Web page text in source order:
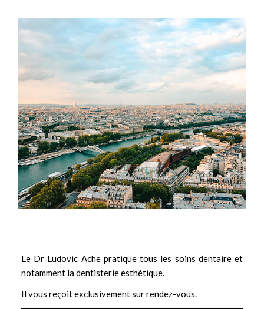
Le Dr Ludovic Ache pratique tous les soins dentaire et
notamment ladentisterie esthétique.
Il vous reçoit exclusivement sur rendez-vous.